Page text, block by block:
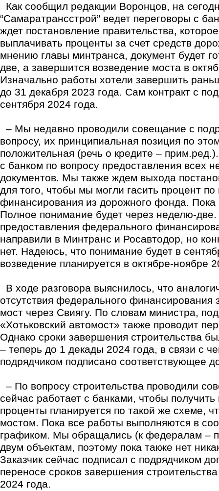
Как сообщил редакции Воронцов, на
“Самаратрансстрой” ведет переговоры с
ждет постановление правительства,
выплачивать проценты за счет средств
мнению главы минтранса, документ будет
две, а завершится возведение моста в
Изначально работы хотели завершить
до 31 декабря 2023 года. Сам контракт с
сентября 2024 года.
– Мы недавно проводили совещание с
вопросу, их принципиальная позиция по
положительная (речь о кредите –
с банком по вопросу предоставления всех
документов. Мы также ждем выхода
для того, чтобы мы могли гасить процент по
финансирования из дорожного фонда. Пока
Полное понимание будет через неделю-
предоставления федерального
направили в Минтранс и Росавтодор, но
нет. Надеюсь, что понимание будет в
возведение планируется в октябре-ноябре
В ходе разговора выяснилось, что
отсутствия федерального финансирования
мост через Свиягу. По словам министра,
«Хотьковский автомост» также проводит
Однако сроки завершения строительства
– теперь до 1 декады 2024 года, в связи с
подрядчиком подписано соответствующее
– По вопросу строительства проводили
сейчас работает с банками, чтобы получить
проценты планируется по такой же схеме,
мостом. Пока все работы выполняются в
графиком. Мы обращались (к федералам –
двум объектам, поэтому пока также нет
Заказчик сейчас подписал с подрядчиком
переносе сроков завершения
2024 года.